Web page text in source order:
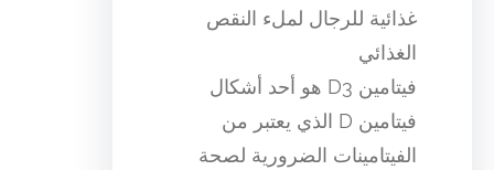
غذائية للرجال لملء النقص
الغذائي
فيتامين D3 هو أحد أشكال
فيتامين D الذي يعتبر من
الفيتامينات الضرورية لصحة